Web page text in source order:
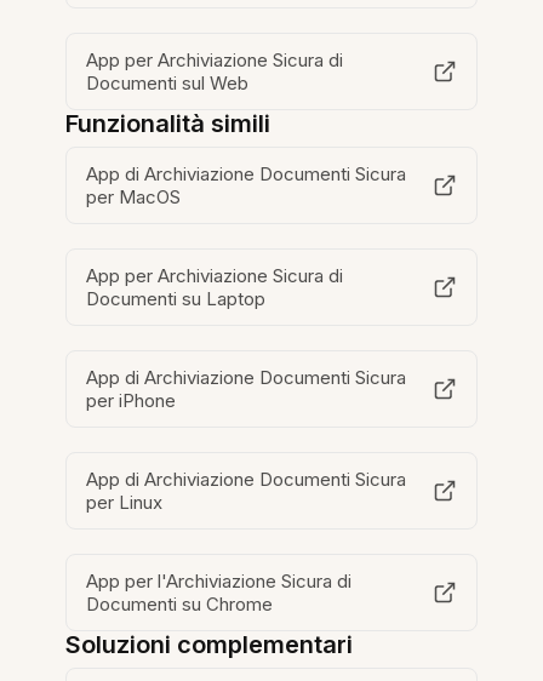
App per Archiviazione Sicura di
Documenti sul Web
Funzionalità simili
App di Archiviazione Documenti Sicura
per MacOS
App per Archiviazione Sicura di
Documenti su Laptop
App di Archiviazione Documenti Sicura
per iPhone
App di Archiviazione Documenti Sicura
per Linux
App per l'Archiviazione Sicura di
Documenti su Chrome
Soluzioni complementari